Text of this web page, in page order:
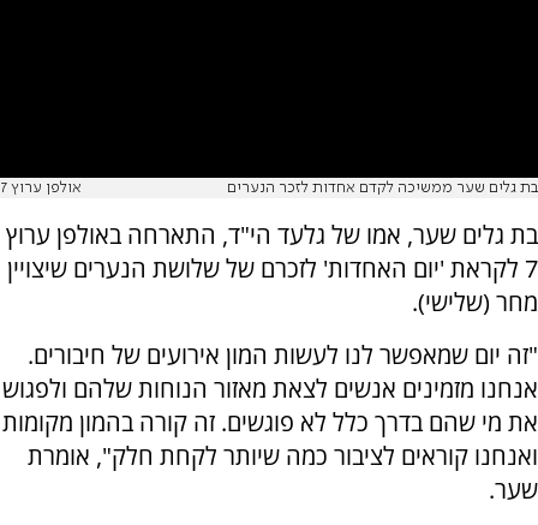
בת גלים שער ממשיכה לקדם אחדות לזכר הנערים אולפן ערוץ 7
בת גלים שער, אמו של גלעד הי"ד, התארחה באולפן ערוץ
7 לקראת 'יום האחדות' לזכרם של שלושת הנערים שיצויין
מחר (שלישי).
"זה יום שמאפשר לנו לעשות המון אירועים של חיבורים.
אנחנו מזמינים אנשים לצאת מאזור הנוחות שלהם ולפגוש
את מי שהם בדרך כלל לא פוגשים. זה קורה בהמון מקומות
ואנחנו קוראים לציבור כמה שיותר לקחת חלק", אומרת
שער.